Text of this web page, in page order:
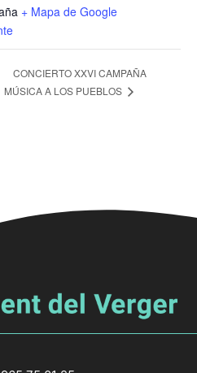
+ Mapa de Google
CONCIERTO XXVI CAMPAÑA
MÚSICA A LOS PUEBLOS